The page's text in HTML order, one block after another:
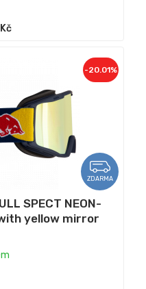
ZDARMA
-20.01%
SPECT NEON-
yellow mirror